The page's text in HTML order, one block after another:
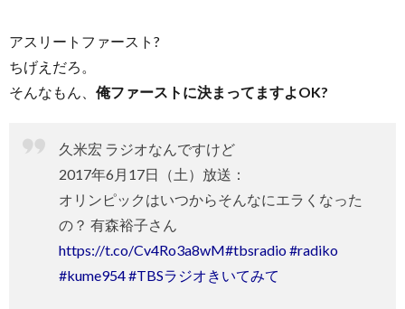
アスリートファースト?
ちげえだろ。
そんなもん、 俺ファーストに決まってますよOK?
久米宏 ラジオなんですけど
2017年6月17日（土）放送：
オリンピックはいつからそんなにエラくなった
の？ 有森裕子さん
https://t.co/Cv4Ro3a8wM#tbsradio#radiko
#kume954#TBSラジオきいてみて